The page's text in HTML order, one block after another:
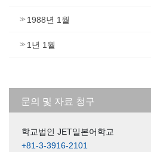
1988년 1월
1년 1월
문의 및 자료 청구
학교법인 JET일본어학교
+81-3-3916-2101